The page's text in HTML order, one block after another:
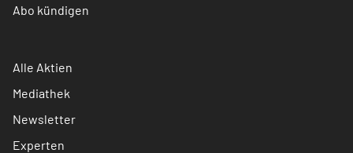
Abo kündigen
Alle Aktien
Mediathek
Newsletter
Experten